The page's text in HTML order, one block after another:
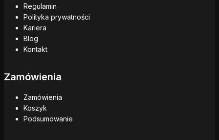
Regulamin
Polityka prywatności
Kariera
Blog
Kontakt
Zamówienia
Zamówienia
Koszyk
Podsumowanie